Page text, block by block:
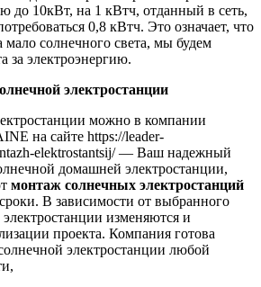
до 10кВт, на 1 кВтч, отданный в сеть,
0,8 кВтч. Это означает, что
мало солнечного света, мы будем
за электроэнергию.
электростанции
можно в компании
на сайте https://leader-
elektrostantsij/ — Ваш надежный
домашней электростанции,
монтаж солнечных электростанций
В зависимости от выбранного
изменяются и
проекта. Компания готова
электростанции любой